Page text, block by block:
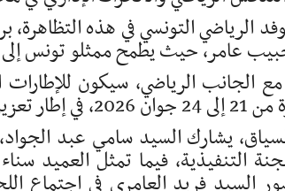
الرياضي التونسي في هذه
عامر، حيث يطمح ممثلو تونس إلى
مع الجانب الرياضي، سيكون للإطارات
التنظيمية للبطولة.
يشارك السيد سامي عبد
التنفيذية، فيما تمثل العميد